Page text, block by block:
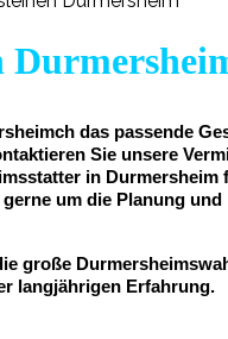
das passende
Sie unsere
in
um die Planung
große
langjährigen Erfahrung.